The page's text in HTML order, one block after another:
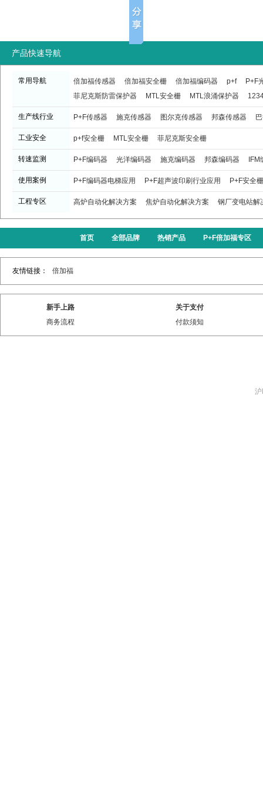
产品快速导航
常用导航 倍加福传感器 倍加福安全栅 倍加福编码器 p+f
P+F
菲尼克斯防雷保护器
MTL安全栅 MTL浪涌保护器
生产线行业 P+F传感器 施克传感器 图尔克传感器 邦森传感器
工业安全 p+f安全栅 MTL安全栅 菲尼克斯安全栅
转速监测 P+F编码器 光洋编码器 施克编码器 邦森编码器
使用案例 P+F编码器电梯应用 P+F超声波印刷行业应用 P+F安全
工程专区 高炉自动化解决方案 焦炉自动化解决方案 钢厂变电站解
首页 全部品牌 热销产品 P+F倍加福专区
友情链接： 倍加福
新手上路
商务流程
关于支付
付款须知